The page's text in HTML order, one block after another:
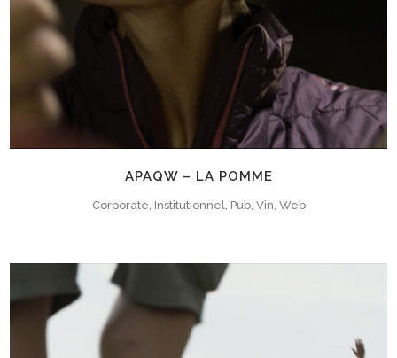
APAQW – LA POMME
Corporate, Institutionnel, Pub, Vin, Web